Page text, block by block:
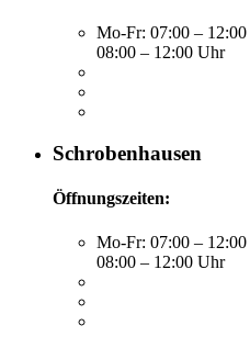
Mo-Fr: 07:00 –
08:00 – 12:00 Uhr
Schrobenhausen
Öffnungszeiten:
Mo-Fr: 07:00 –
08:00 – 12:00 Uhr